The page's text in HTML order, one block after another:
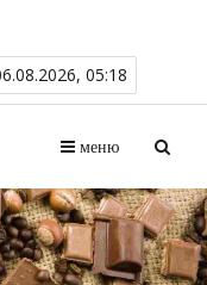
05:18
меню